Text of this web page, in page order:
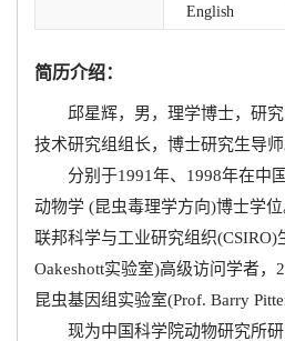
English
简历介绍：
邱星辉，男，理学博士，研究
技术研究组组长，博士研究生导师
分别于1991年、1998年在中国
动物学 (昆虫毒理学方向)博士学
联邦科学与工业研究组织(CSIRO)
Oakeshott实验室)高级访问学者，
昆虫基因组实验室(Prof. Barry
现为中国科学院动物研究所研